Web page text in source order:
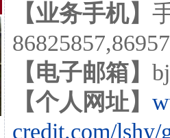
【业务手机】
【电子邮箱】
【个人网址】
credit.com/